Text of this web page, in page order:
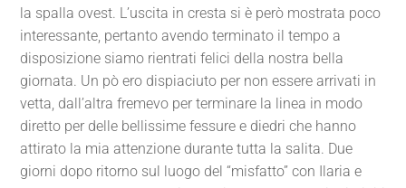
la spalla ovest. L’uscita in cresta si è però mostrata poco
interessante, pertanto avendo terminato il tempo a
disposizione siamo rientrati felici della nostra bella
giornata. Un pò ero dispiaciuto per non essere arrivati in
vetta, dall’altra fremevo per terminare la linea in modo
diretto per delle bellissime fessure e diedri che hanno
attirato la mia attenzione durante tutta la salita. Due
giorni dopo ritorno sul luogo del “misfatto” con Ilaria e